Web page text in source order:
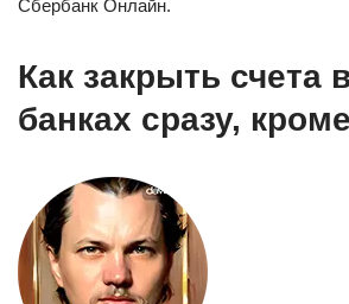
Сбербанк Онлайн.
Как закрыть счета
банках сразу,